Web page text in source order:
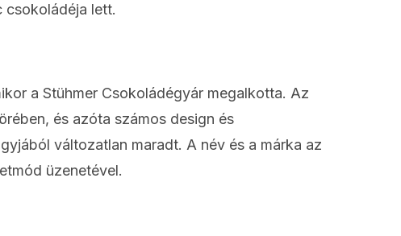
csokoládéja lett.
a Stühmer Csokoládégyár megalkotta. Az
és azóta számos design és
változatlan maradt. A név és a márka az
üzenetével.